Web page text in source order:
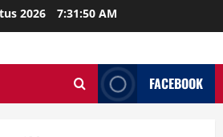
2026 7:31:52 AM
FACEBOOK